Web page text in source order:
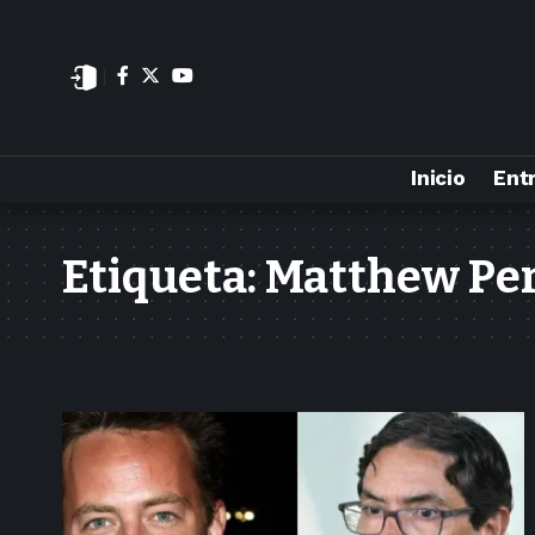
Inicio
Etiqueta:Matthew